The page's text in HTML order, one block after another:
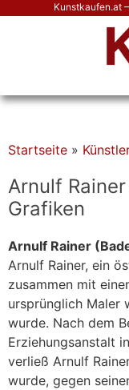
Kunstkaufen.at
Startseite »
Arnulf
Grafiken
Arnulf Rainer
Arnulf Rainer, ein
zusammen mit
ursprünglich Maler
wurde. Nach dem
Erziehungsanstalt
verließ Arnulf
wurde, gegen